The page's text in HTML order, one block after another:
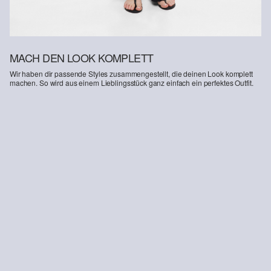
MACH DEN LOOK KOMPLETT
Wir haben dir passende Styles zusammengestellt, die deinen Look komplett
machen. So wird aus einem Lieblingsstück ganz einfach ein perfektes Outfit.